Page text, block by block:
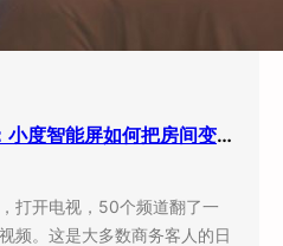
酒店客房装上百寸投影：小度智能屏如何把房间变成”第三空间”
打开电视，50个频道翻了一
频。这是大多数商务客人的日